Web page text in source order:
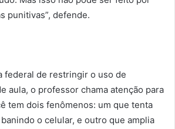
punitivas”, defende.
federal de restringir o uso de
aula, o professor chama atenção para
tem dois fenômenos: um que tenta
o celular, e outro que amplia